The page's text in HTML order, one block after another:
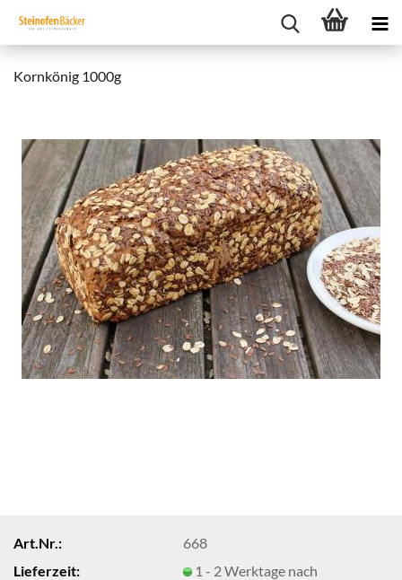
Korn­kö­nig 1000g
Art.Nr.:
668
Lieferzeit:
1 - 2 Werktage nach